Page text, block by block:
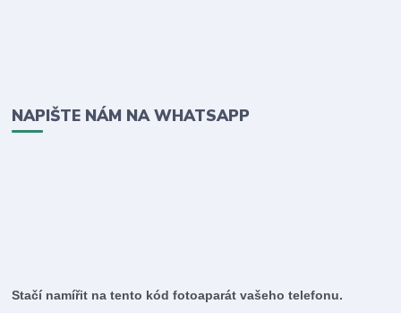
NAPIŠTE NÁM NA WHATSAPP
Stačí namířit na tento kód fotoaparát vašeho telefonu.